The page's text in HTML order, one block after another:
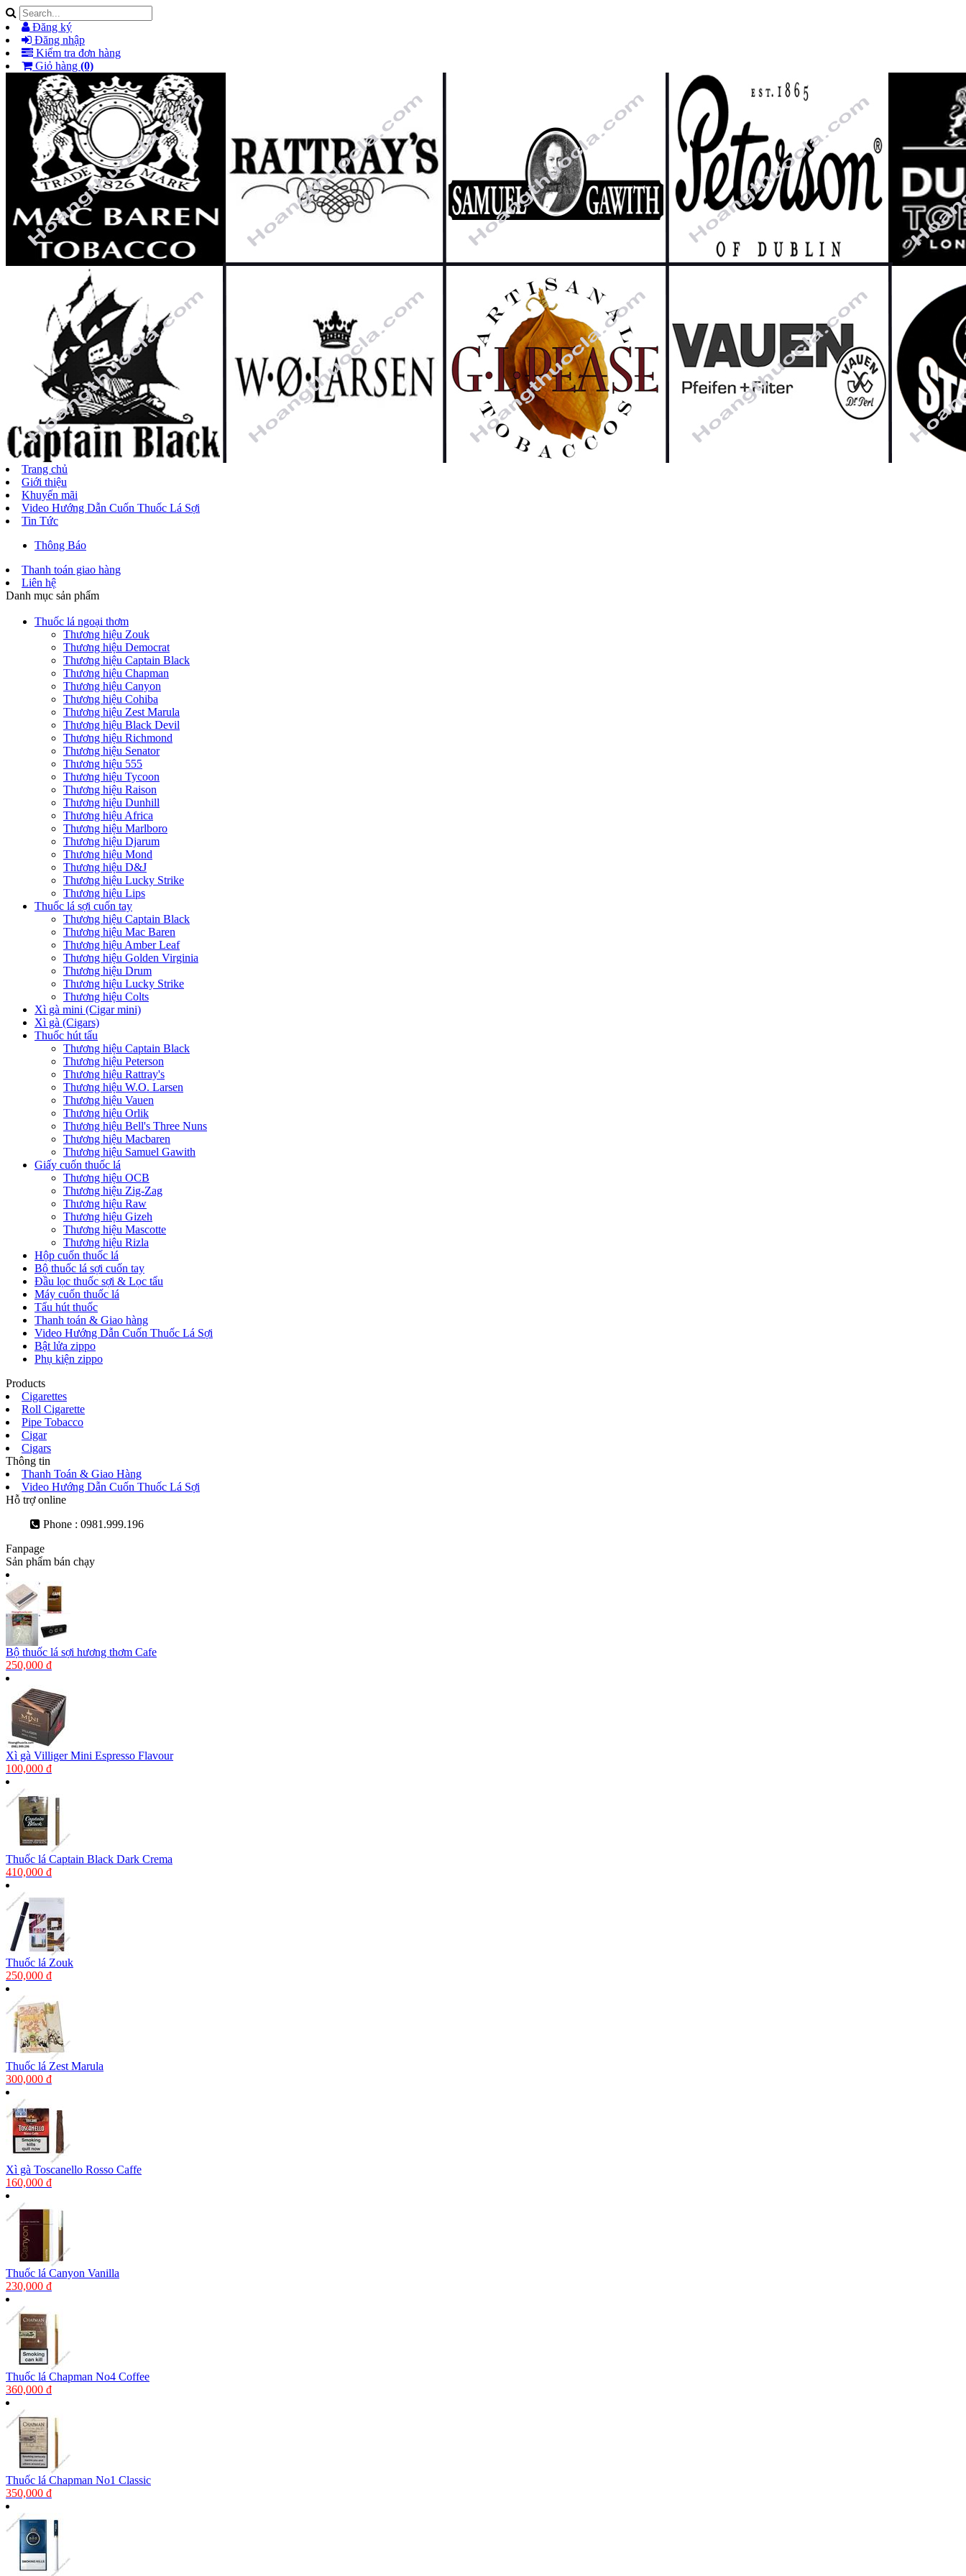
Đăng ký
Đăng nhập
Kiểm tra đơn hàng
Giỏ hàng (0)
Trang chủ
Giới thiệu
Khuyến mãi
Video Hướng Dẫn Cuốn Thuốc Lá Sợi
Tin Tức
Thông Báo
Thanh toán giao hàng
Liên hệ
Danh mục sản phẩm
Thuốc lá ngoại thơm
Thương hiệu Zouk
Thương hiệu Democrat
Thương hiệu Captain Black
Thương hiệu Chapman
Thương hiệu Canyon
Thương hiệu Cohiba
Thương hiệu Zest Marula
Thương hiệu Black Devil
Thương hiệu Richmond
Thương hiệu Senator
Thương hiệu 555
Thương hiệu Tycoon
Thương hiệu Raison
Thương hiệu Dunhill
Thương hiệu Africa
Thương hiệu Marlboro
Thương hiệu Djarum
Thương hiệu Mond
Thương hiệu D&J
Thương hiệu Lucky Strike
Thương hiệu Lips
Thuốc lá sợi cuốn tay
Thương hiệu Captain Black
Thương hiệu Mac Baren
Thương hiệu Amber Leaf
Thương hiệu Golden Virginia
Thương hiệu Drum
Thương hiệu Lucky Strike
Thương hiệu Colts
Xì gà mini (Cigar mini)
Xì gà (Cigars)
Thuốc hút tẩu
Thương hiệu Captain Black
Thương hiệu Peterson
Thương hiệu Rattray's
Thương hiệu W.O. Larsen
Thương hiệu Vauen
Thương hiệu Orlik
Thương hiệu Bell's Three Nuns
Thương hiệu Macbaren
Thương hiệu Samuel Gawith
Giấy cuốn thuốc lá
Thương hiệu OCB
Thương hiệu Zig-Zag
Thương hiệu Raw
Thương hiệu Gizeh
Thương hiệu Mascotte
Thương hiệu Rizla
Hộp cuốn thuốc lá
Bộ thuốc lá sợi cuốn tay
Đầu lọc thuốc sợi & Lọc tẩu
Máy cuốn thuốc lá
Tẩu hút thuốc
Thanh toán & Giao hàng
Video Hướng Dẫn Cuốn Thuốc Lá Sợi
Bật lửa zippo
Phụ kiện zippo
Products
Cigarettes
Roll Cigarette
Pipe Tobacco
Cigar
Cigars
Thông tin
Thanh Toán & Giao Hàng
Video Hướng Dẫn Cuốn Thuốc Lá Sợi
Hỗ trợ online
Phone : 0981.999.196
Fanpage
Sản phẩm bán chạy
Bộ thuốc lá sợi hương thơm Cafe
250,000 đ
Xì gà Villiger Mini Espresso Flavour
100,000 đ
Thuốc lá Captain Black Dark Crema
410,000 đ
Thuốc lá Zouk
250,000 đ
Thuốc lá Zest Marula
300,000 đ
Xì gà Toscanello Rosso Caffe
160,000 đ
Thuốc lá Canyon Vanilla
230,000 đ
Thuốc lá Chapman No4 Coffee
360,000 đ
Thuốc lá Chapman No1 Classic
350,000 đ